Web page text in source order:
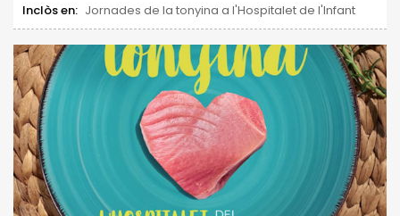
Inclòs en: Jornades de la tonyina a l'Hospitalet de l'Infant